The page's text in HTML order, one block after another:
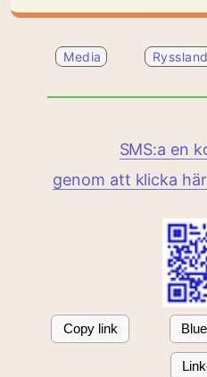
Media
SMS:a en
genom att klicka
Copy link